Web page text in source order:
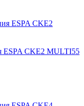
ESPA CKE2 MULTI55